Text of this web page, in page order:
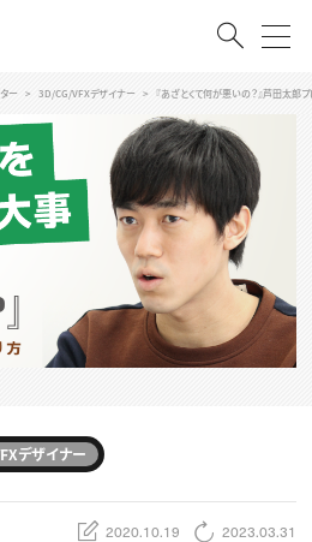
会員登録
ー 3D/CG/VFXデザイナー 『あざとくて何が悪いの？』芦田太郎
デザイナー
2020.10.19 2023.03.31